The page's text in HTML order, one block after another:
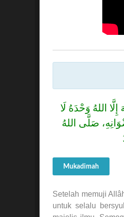
اللهُ وَحْدَهُ لَا
صَلَّى اللهُ
Mukadimah
Setelah memuji
untuk selalu